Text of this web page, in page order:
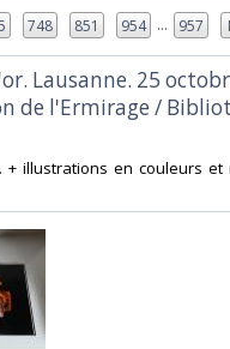
748 851 954 ... 957
Lausanne. 25
de l'Ermirage /
+ illustrations en couleurs